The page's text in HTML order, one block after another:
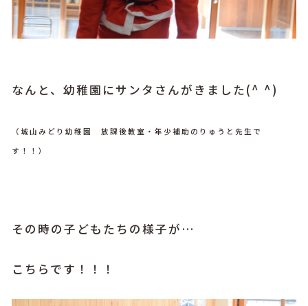
なんと、幼稚園にサンタさんがきました(^ ^)
（城山みどり幼稚園 放課後教室・年少補助のりゅうと先生で
す！！）
その時の子どもたちの様子が…
こちらです！！！